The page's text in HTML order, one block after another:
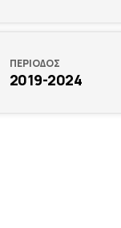
ΠΕΡΙΟΔΟΣ
2019-2024